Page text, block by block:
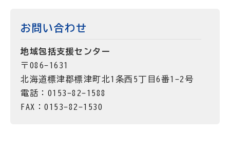
お問い合わせ
地域包括支援センター
〒086-1631
北海道標津郡標津町北1条西5丁目6番1-2号
電話：0153-82-1588
FAX：0153-82-1530